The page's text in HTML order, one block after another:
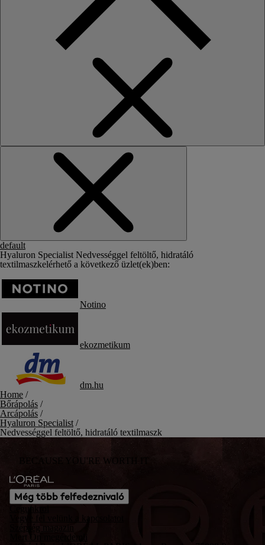
default
Hyaluron Specialist Nedvességgel feltöltő, hidratáló
textilmaszkelérhető a következő üzlet(ek)ben:
Notino
ekozmetikum
dm.hu
Home /
Bőrápolás /
Arcápolás /
Hyaluron Specialist /
Nedvességgel feltöltő, hidratáló textilmaszk
BECAUSE YOU'RE WORTH IT
Még több felfedeznivaló